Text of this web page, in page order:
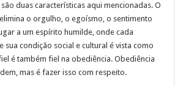
duas características aqui mencionadas. O
o orgulho, o egoísmo, o sentimento
a um espírito humilde, onde cada
sua condição social e cultural é vista como
é também fiel na obediência. Obediência
mas é fazer isso com respeito.